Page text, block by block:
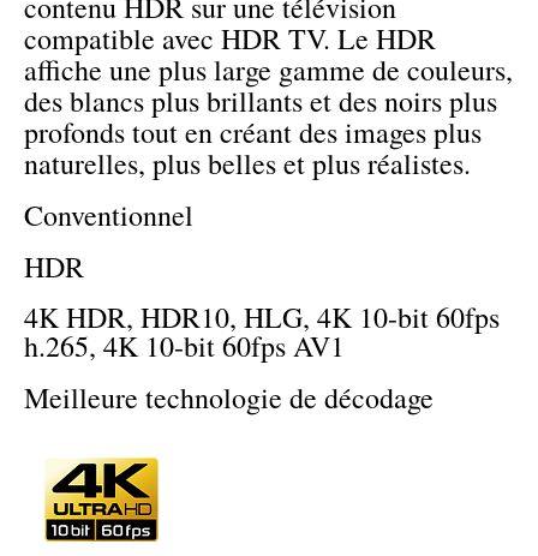
compatible avec HDR TV. Le HDR
affiche une plus large gamme de couleurs,
des blancs plus brillants et des noirs plus
profonds tout en créant des images plus
naturelles, plus belles et plus réalistes.
Conventionnel
HDR
4K HDR, HDR10, HLG, 4K 10-bit 60fps
h.265, 4K 10-bit 60fps AV1
Meilleure technologie de décodage